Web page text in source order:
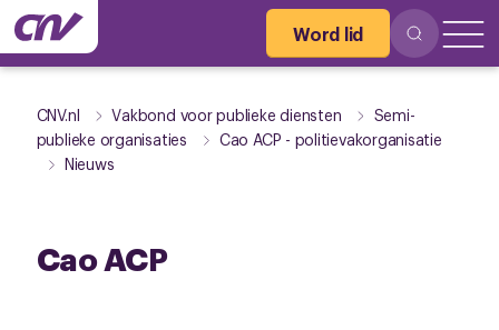
Word lid
CNV.nl Vakbond voor publieke diensten
Semi-
publieke organisaties
Cao ACP - politievakorganisatie
Nieuws
Cao ACP